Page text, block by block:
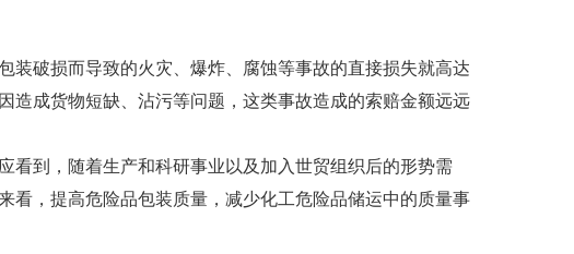
装破损而导致的火灾、爆炸、腐蚀等事故的直接损失就高达
造成货物短缺、沾污等问题，这类事故造成的索赔金额远远
看到，随着生产和科研事业以及加入世贸组织后的形势需
看，提高危险品包装质量，减少化工危险品储运中的质量事